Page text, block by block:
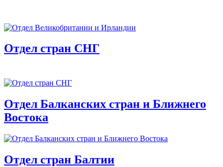
Отдел стран СНГ
Отдел Балканских стран и Ближнего
Востока
Отдел стран Балтии